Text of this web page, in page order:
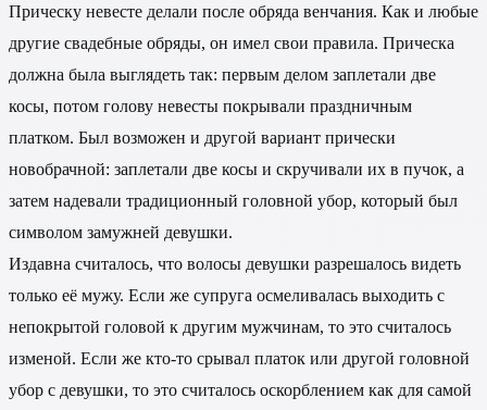
Прическу невесте делали после обряда венчания. Как и любые
другие свадебные обряды, он имел свои правила. Прическа
должна была выглядеть так: первым делом заплетали две
косы, потом голову невесты покрывали праздничным
платком. Был возможен и другой вариант прически
новобрачной: заплетали две косы и скручивали их в пучок, а
затем надевали традиционный головной убор, который был
символом замужней девушки.
Издавна считалось, что волосы девушки разрешалось видеть
только её мужу. Если же супруга осмеливалась выходить с
непокрытой головой к другим мужчинам, то это считалось
изменой. Если же кто-то срывал платок или другой головной
убор с девушки, то это считалось оскорблением как для самой